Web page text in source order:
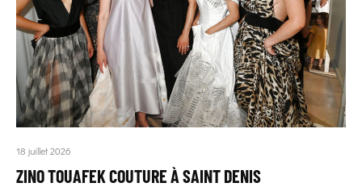
18 juillet 2026
ZINO TOUAFEK COUTURE À SAINT DENIS